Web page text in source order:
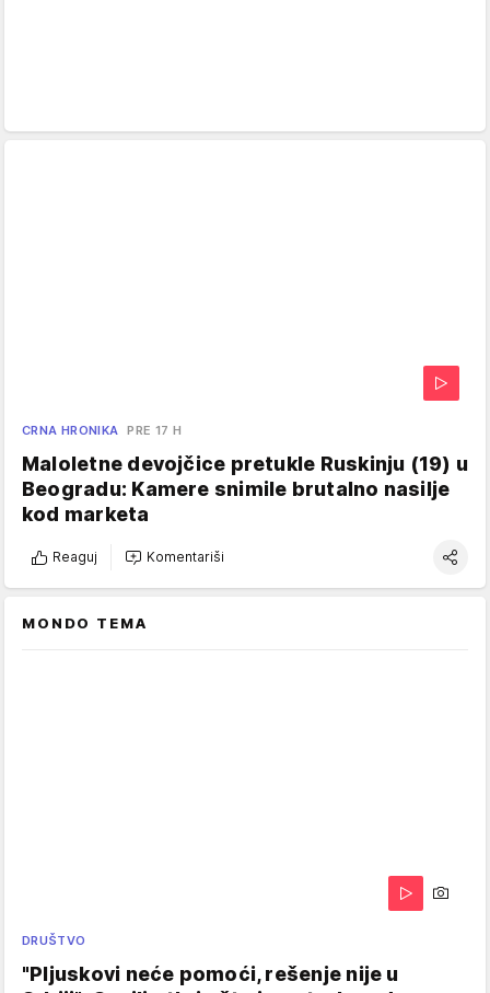
CRNA HRONIKA PRE 17 H
Maloletne devojčice pretukle Ruskinju (19) u
Beogradu: Kamere snimile brutalno nasilje
kod marketa
Reaguj Komentariši
MONDO TEMA
DRUŠTVO
"Pljuskovi neće pomoći, rešenje nije u